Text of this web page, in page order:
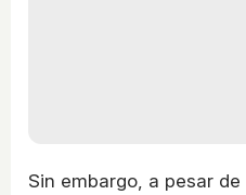
Sin embargo, a pesar de